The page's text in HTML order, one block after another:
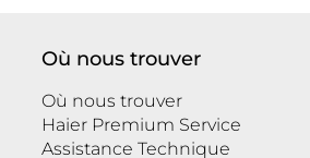
Où nous trouver
Où nous trouver
Haier Premium Service
Assistance Technique